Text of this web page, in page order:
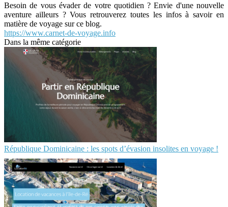
Besoin de vous évader de votre quotidien ? Envie d'une nouvelle
aventure ailleurs ? Vous retrouverez toutes les infos à savoir en
matière de voyage sur ce blog.
https://www.carnet-de-voyage.info
Dans la même catégorie
République Dominicaine : les spots d’évasion insolites en voyage !